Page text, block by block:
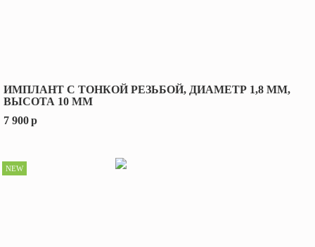
ИМПЛАНТ С ТОНКОЙ РЕЗЬБОЙ, ДИАМЕТР 1,8 ММ,
ВЫСОТА 10 ММ
7 900p
NEW